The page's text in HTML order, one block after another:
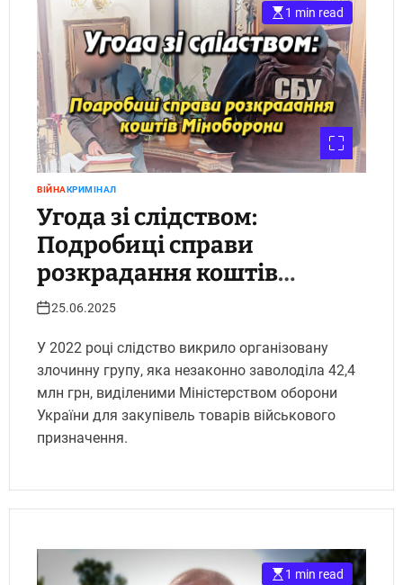
1 min read
ВІЙНАКРИМІНАЛ
Угода зі слідством:
Подробиці справи
розкрадання коштів
Міноборони
25.06.2025
У 2022 році слідство викрило організовану
злочинну групу, яка незаконно заволоділа 42,4
млн грн, виділеними Міністерством оборони
України для закупівель товарів військового
призначення.
1 min read